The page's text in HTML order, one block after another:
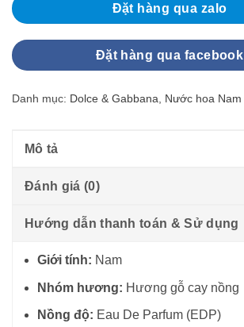
Đặt hàng qua zalo
Đặt hàng qua facebook
Danh mục: Dolce & Gabbana Nước hoa Nam
Mô tả
Đánh giá (0)
Hướng dẫn thanh toán & Sử dụng
Giới tính: Nam
Nhóm hương: Hương gỗ cay nồng
Nồng độ: Eau De Parfum (EDP)